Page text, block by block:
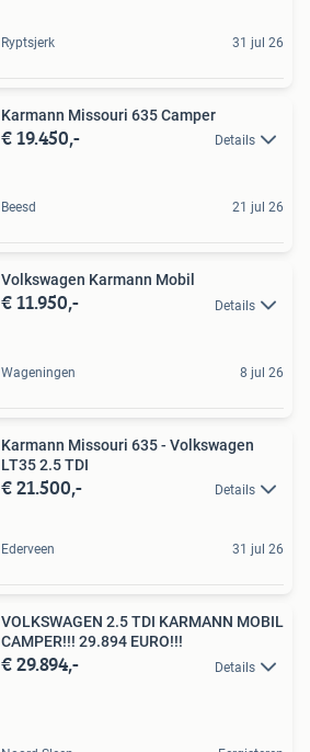
Ryptsjerk 31 jul 26
Karmann Missouri 635 Camper
€ 19.450,- Details
Beesd 21 jul 26
Volkswagen Karmann Mobil
€ 11.950,- Details
Wageningen 8 jul 26
Karmann Missouri 635 - Volkswagen
LT35 2.5 TDI
€ 21.500,- Details
Ederveen 31 jul 26
VOLKSWAGEN 2.5 TDI KARMANN MOBIL
CAMPER!!! 29.894 EURO!!!
€ 29.894,- Details